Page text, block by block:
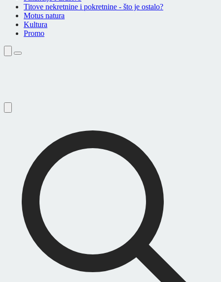
Titove nekretnine i pokretnine - što je ostalo?
Motus natura
Kultura
Promo